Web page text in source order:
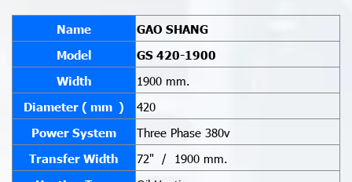
Name
GAO SHANG
Model
GS 420-1900
Width
1900 mm.
Diameter ( mm ) 420
Power System Three Phase 380v
Transfer Width 72" / 1900 mm.